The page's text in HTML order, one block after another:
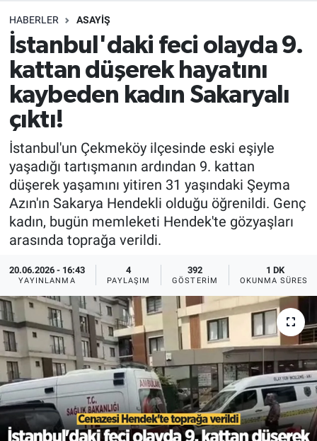
HABERLER ASAYİŞ
İstanbul'daki feci olayda 9.
kattan düşerek hayatını
kaybeden kadın Sakaryalı
çıktı!
İstanbul'un Çekmeköy ilçesinde eski eşiyle
yaşadığı tartışmanın ardından 9. kattan
düşerek yaşamını yitiren 31 yaşındaki Şeyma
Azın'ın Sakarya Hendekli olduğu öğrenildi. Genç
kadın, bugün memleketi Hendek'te gözyaşları
arasında toprağa verildi.
20.06.2026 - 16:43
YAYINLANMA
4
PAYLAŞIM
392
GÖSTERIM
1 DK
OKUNMA SÜRESI